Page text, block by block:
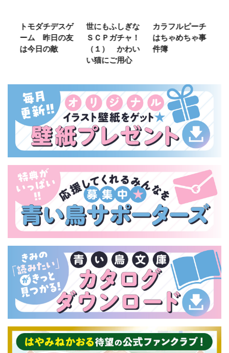
トモダチデスゲ
ーム 昨日の友
は今日の敵
世にもふしぎな
ＳＣＰガチャ！
（１） かわい
い猫にご用心
カラフルピーチ
はちゃめちゃ事
件簿